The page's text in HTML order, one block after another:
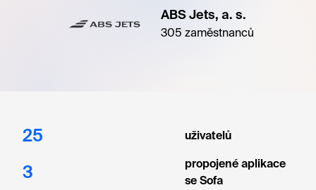
ABS Jets, a. s.
305 zaměstnanců
25 uživatelů
3
propojené aplikace
se Sofa